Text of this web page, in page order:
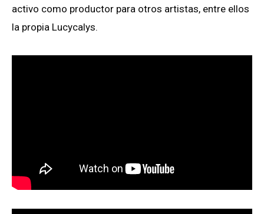
activo como productor para otros artistas, entre ellos
la propia Lucycalys.